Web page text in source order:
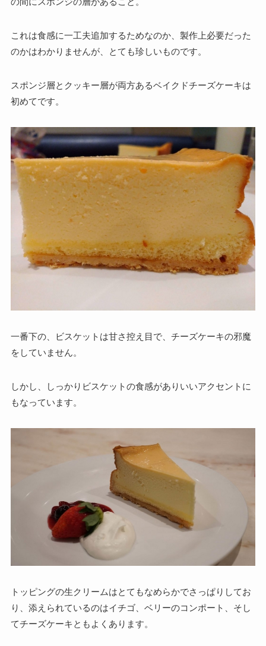
これは食感に一工夫追加するためなのか、製作上必要だった
のかはわかりませんが、とても珍しいものです。
スポンジ層とクッキー層が両方あるベイクドチーズケーキは
初めてです。
一番下の、ビスケットは甘さ控え目で、チーズケーキの邪魔
をしていません。
しかし、しっかりビスケットの食感がありいいアクセントに
もなっています。
トッピングの生クリームはとてもなめらかでさっぱりしてお
り、添えられているのはイチゴ、ベリーのコンポート、そし
てチーズケーキともよくあります。